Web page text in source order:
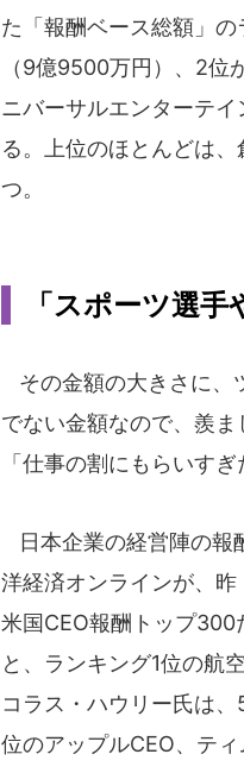
た「報酬ベース総額」
（9億9500万円）、2
ニバーサルエンターテ
る。上位のほとんどは
つ。
「スポーツ選
その金額の大きさに、
でない金額なので、羨ま
「仕事の割にもらいす
日本企業の経営陣の報
洋経済オンラインが、
米国CEO報酬トップ
と、ランキング1位の航
コラス・ハウリー氏は
位のアップルCEO、テ